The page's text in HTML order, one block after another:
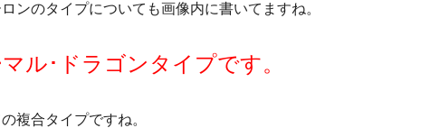
ンのタイプについても画像内に書いてますね。
ル･ドラゴンタイプです。
複合タイプですね。